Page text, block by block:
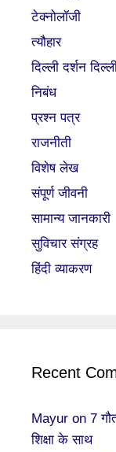
टेक्नोलॉजी
त्यौहार
दिल्ली दर्शन
निबंध
प्रश्न पत्र
राजनीती
विशेष लेख
संपूर्ण जीवनी
सामान्य जानकारी
सुविचार संग्रह
हिंदी व्याकरण
Recent
Mayur on 7
शिक्षा के साथ